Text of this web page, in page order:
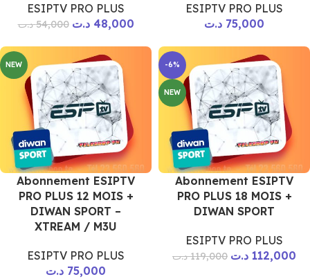
ESIPTV PRO PLUS
54,000 د.ت 48,000 د.ت
ESIPTV PRO PLUS
75,000 د.ت
NEW
Abonnement ESIPTV
PRO PLUS 12 MOIS +
DIWAN SPORT –
XTREAM / M3U
ESIPTV PRO PLUS
75,000 د.ت
-6%
NEW
Abonnement ESIPTV
PRO PLUS 18 MOIS +
DIWAN SPORT
ESIPTV PRO PLUS
119,000 د.ت 112,000 د.ت